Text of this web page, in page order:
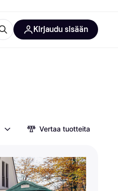
Kirjaudu sisään
Vertaa tuotteita